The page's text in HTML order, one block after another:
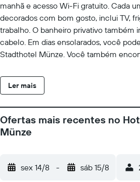
manhã e acesso Wi-Fi gratuito. Cada
decorados com bom gosto, inclui TV,
trabalho. O banheiro privativo também
cabelo. Em dias ensolarados, você
Stadthotel Münze. Você também
Bad Mergentheim fica a apenas 3
Ler mais
Ofertas mais recentes no
Münze
sex 14/8 - sáb 15/8